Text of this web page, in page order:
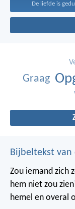
De liefde is
Graag
Bijbeltekst van
Zou iemand zich
hem niet zou
hemel en overal